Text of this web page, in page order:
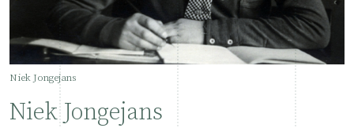
Niek Jongejans
Niek Jongejans